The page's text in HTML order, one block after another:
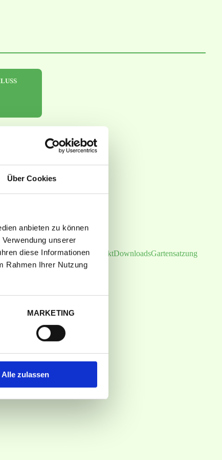
Über Cookies
anbieten zu können
unserer
diese Informationen
Rahmen Ihrer Nutzung
MARKETING
Alle zulassen
ImpressumDatenschutzKontaktDownloadsGartensatzung